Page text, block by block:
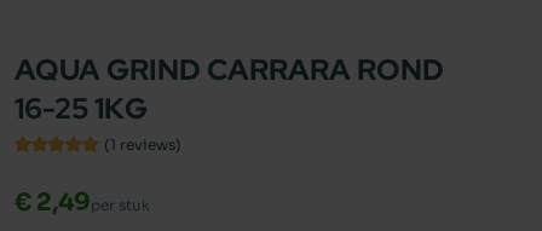
AQUA GRIND CARRARA ROND
16-25 1KG
(1 reviews)
€ 2,49per stuk